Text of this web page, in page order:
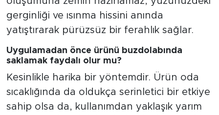
gerginliği ve ısınma hissini anında
yatıştırarak pürüzsüz bir ferahlık sağlar.
Uygulamadan önce ürünü buzdolabında
saklamak faydalı olur mu?
Kesinlikle harika bir yöntemdir. Ürün oda
sıcaklığında da oldukça serinletici bir etkiye
sahip olsa da, kullanımdan yaklaşık yarım